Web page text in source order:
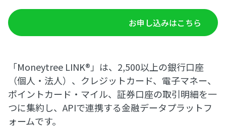
お申し込みはこちら
「Moneytree LINK®︎」は、2,500以上の銀行口座
（個人・法人）、クレジットカード、電子マネー、
ポイントカード・マイル、証券口座の取引明細を一
つに集約し、APIで連携する金融データプラットフ
ォームです。